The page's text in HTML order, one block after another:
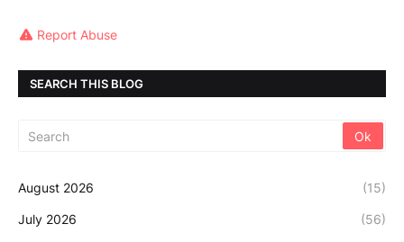
Report Abuse
SEARCH THIS BLOG
August 2026 (15)
July 2026 (56)